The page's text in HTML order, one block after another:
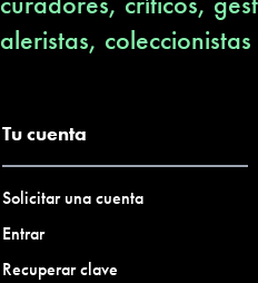
Tu cuenta
Solicitar una cuenta
Entrar
Recuperar clave